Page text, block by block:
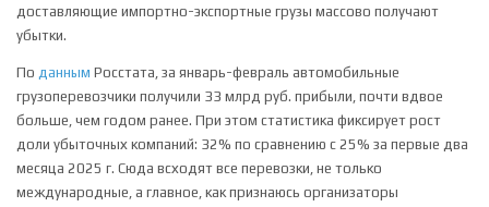
доставляющие импортно-экспортные грузы массово получают
убытки.
По данным Росстата, за январь-февраль автомобильные
грузоперевозчики получили 33 млрд руб. прибыли, почти вдвое
больше, чем годом ранее. При этом статистика фиксирует рост
доли убыточных компаний: 32% по сравнению с 25% за первые два
месяца 2025 г. Сюда всходят все перевозки, не только
международные, а главное, как признаюсь организаторы